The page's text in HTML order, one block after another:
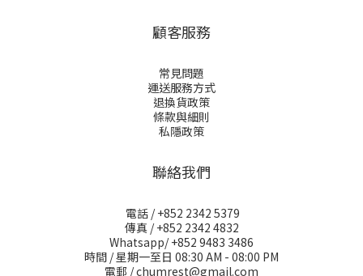
顧客服務
常見問題
運送服務方式
退換貨政策
條款與細則
私隱政策
聯絡我們
電話 / +852 2342 5379
傳真 / +852 2342 4832
Whatsapp/ +852 9483 3486
時間 / 星期一至日 08:30 AM - 08:00 PM
電郵 / chumrest@gmail.com